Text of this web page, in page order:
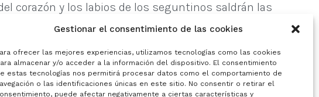
Gestionar el consentimiento de las cookies
ofrecer las mejores experiencias, utilizamos tecnologías como las cookies
almacenar y/o acceder a la información del dispositivo. El consentimiento
estas tecnologías nos permitirá procesar datos como el comportamiento de
o las identificaciones únicas en este sitio. No consentir o retirar el
puede afectar negativamente a ciertas características y
corazón y los labios de los seguntinos saldrán las